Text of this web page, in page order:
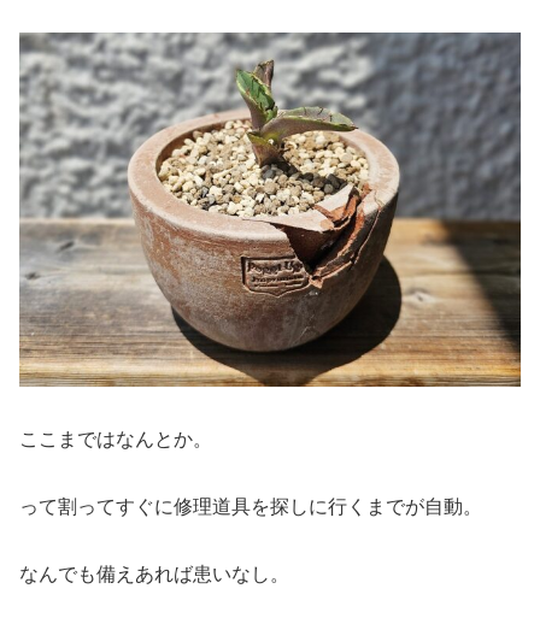
ここまではなんとか。
って割ってすぐに修理道具を探しに行くまでが自動。
なんでも備えあれば患いなし。